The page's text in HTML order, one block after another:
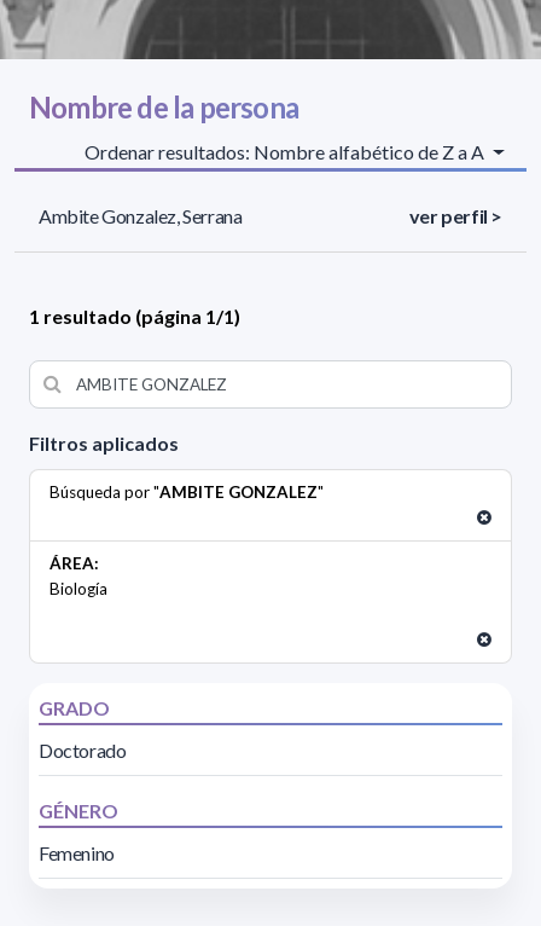
Filtros aplicados
Búsqueda por "AMBITE GONZALEZ"
ÁREA:
Biología
GRADO
Doctorado
GÉNERO
Femenino
Nombre de la persona
Ordenar resultados: Nombre alfabético de Z a A
Ambite Gonzalez, Serrana ver perfil >
1 resultado (página 1/1)